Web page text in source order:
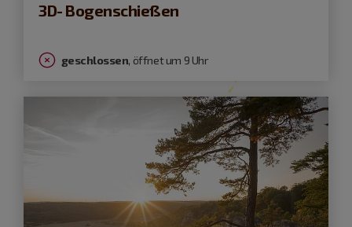
3D- Bogenschießen
geschlossen, öffnet um 9 Uhr